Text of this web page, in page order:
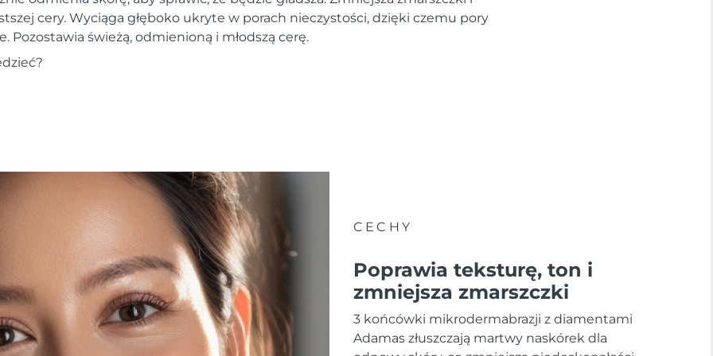
cery. Wyciąga głęboko ukryte w porach nieczystości, dzięki czemu pory
Pozostawia świeżą, odmienioną i młodszą cerę.
CECHY
Poprawia teksturę, ton i
zmniejsza zmarszczki
3 końcówki mikrodermabrazji z diamentami
Adamas złuszczają martwy naskórek dla